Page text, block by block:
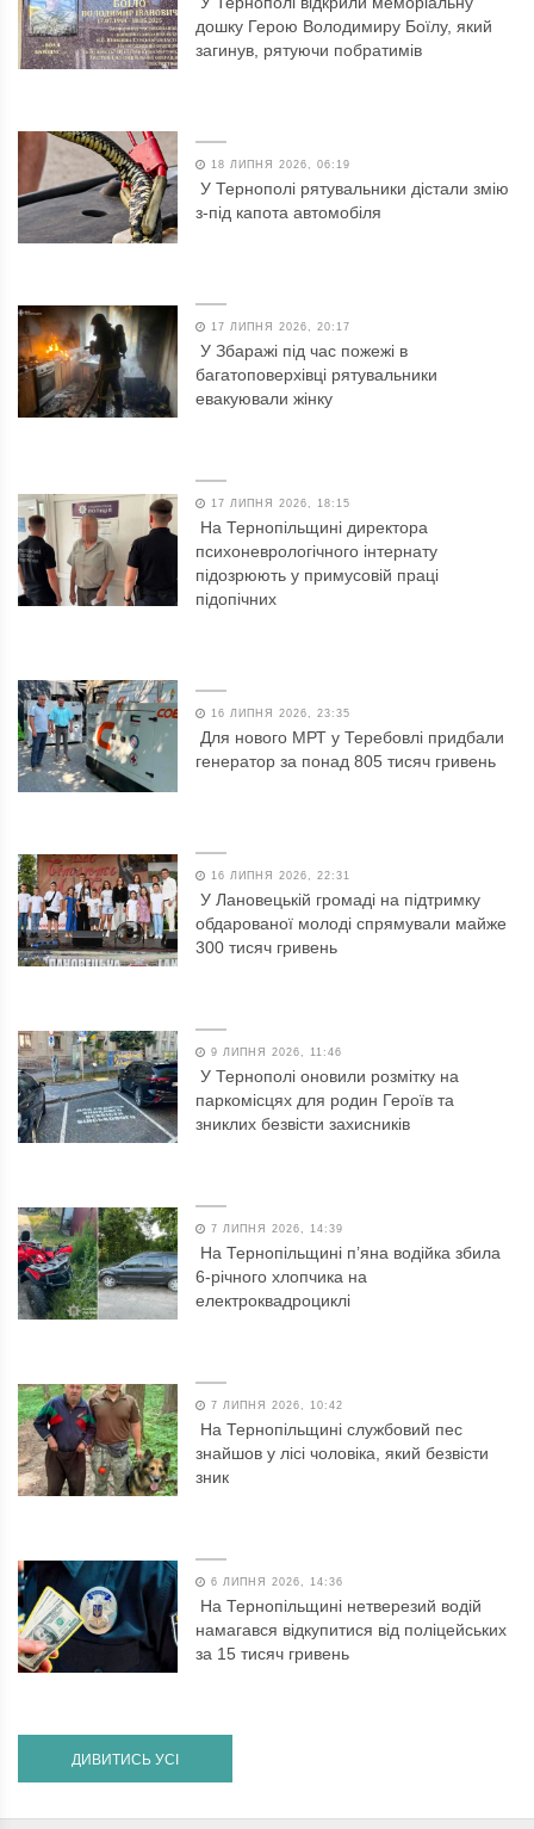
дошку Герою Володимиру Боїлу, який
загинув, рятуючи побратимів
18 ЛИПНЯ 2026, 06:19
У Тернополі рятувальники дістали змію
з-під капота автомобіля
17 ЛИПНЯ 2026, 20:17
У Збаражі під час пожежі в
багатоповерхівці рятувальники
евакуювали жінку
17 ЛИПНЯ 2026, 18:15
На Тернопільщині директора
психоневрологічного інтернату
підозрюють у примусовій праці
підопічних
16 ЛИПНЯ 2026, 23:35
Для нового МРТ у Теребовлі придбали
генератор за понад 805 тисяч гривень
16 ЛИПНЯ 2026, 22:31
У Лановецькій громаді на підтримку
обдарованої молоді спрямували майже
300 тисяч гривень
9 ЛИПНЯ 2026, 11:46
У Тернополі оновили розмітку на
паркомісцях для родин Героїв та
зниклих безвісти захисників
7 ЛИПНЯ 2026, 14:39
На Тернопільщині п’яна водійка збила
6-річного хлопчика на
електроквадроциклі
7 ЛИПНЯ 2026, 10:42
На Тернопільщині службовий пес
знайшов у лісі чоловіка, який безвісти
зник
6 ЛИПНЯ 2026, 14:36
На Тернопільщині нетверезий водій
намагався відкупитися від поліцейських
за 15 тисяч гривень
ДИВИТИСЬ УСІ